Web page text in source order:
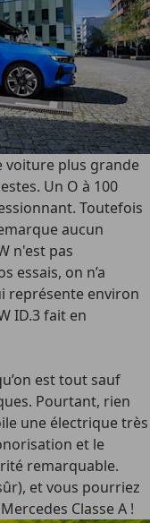
voiture plus grande
Un O à 100
Toutefois
aucun
n'est pas
essais, on n’a
représente environ
ID.3 fait en
est tout sauf
Pourtant, rien
une électrique très
et le
remarquable.
et vous pourriez
Classe A !